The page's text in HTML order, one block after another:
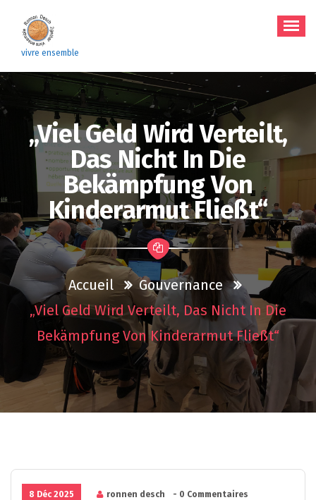
contenu
vivre ensemble
„Viel Geld Wird Verteilt,
Das Nicht In Die
Bekämpfung Von
Kinderarmut Fließt“
Accueil
Gouvernance
„Viel Geld Wird Verteilt, Das Nicht In Die
Bekämpfung Von Kinderarmut Fließt“
8 Déc 2025 ronnen desch
- 0 Commentaires